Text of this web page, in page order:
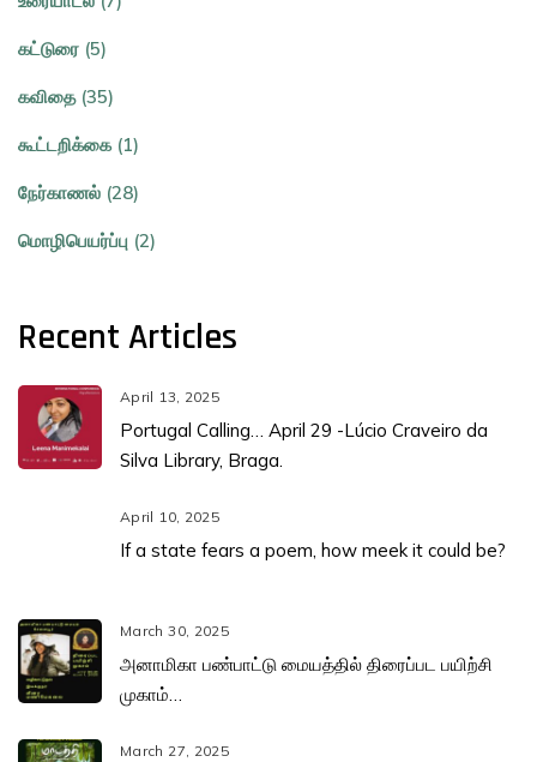
கட்டுரை (5)
கவிதை (35)
கூட்டறிக்கை (1)
நேர்காணல் (28)
மொழிபெயர்ப்பு (2)
Recent Articles
April 13, 2025
Portugal Calling… April 29 -Lúcio Craveiro da
Silva Library, Braga.
April 10, 2025
If a state fears a poem, how meek it could be?
March 30, 2025
அனாமிகா பண்பாட்டு மையத்தில் திரைப்பட பயிற்சி
முகாம்…
March 27, 2025